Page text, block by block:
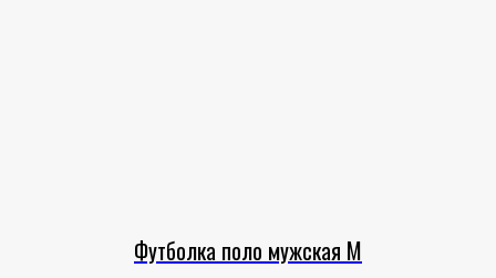
Футболка поло мужская M